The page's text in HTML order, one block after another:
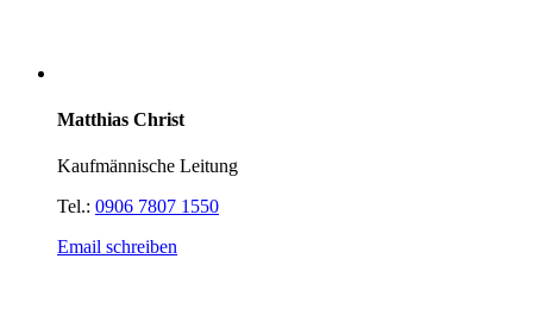
Matthias Christ
Kaufmännische Leitung
Tel.: 0906 7807 1550
Email schreiben